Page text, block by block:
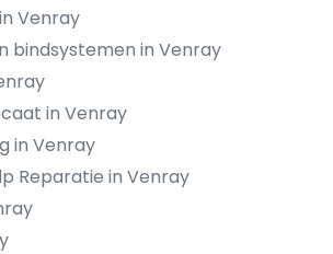
Venray
bindsystemen in Venray
in Venray
in Venray
Reparatie in Venray